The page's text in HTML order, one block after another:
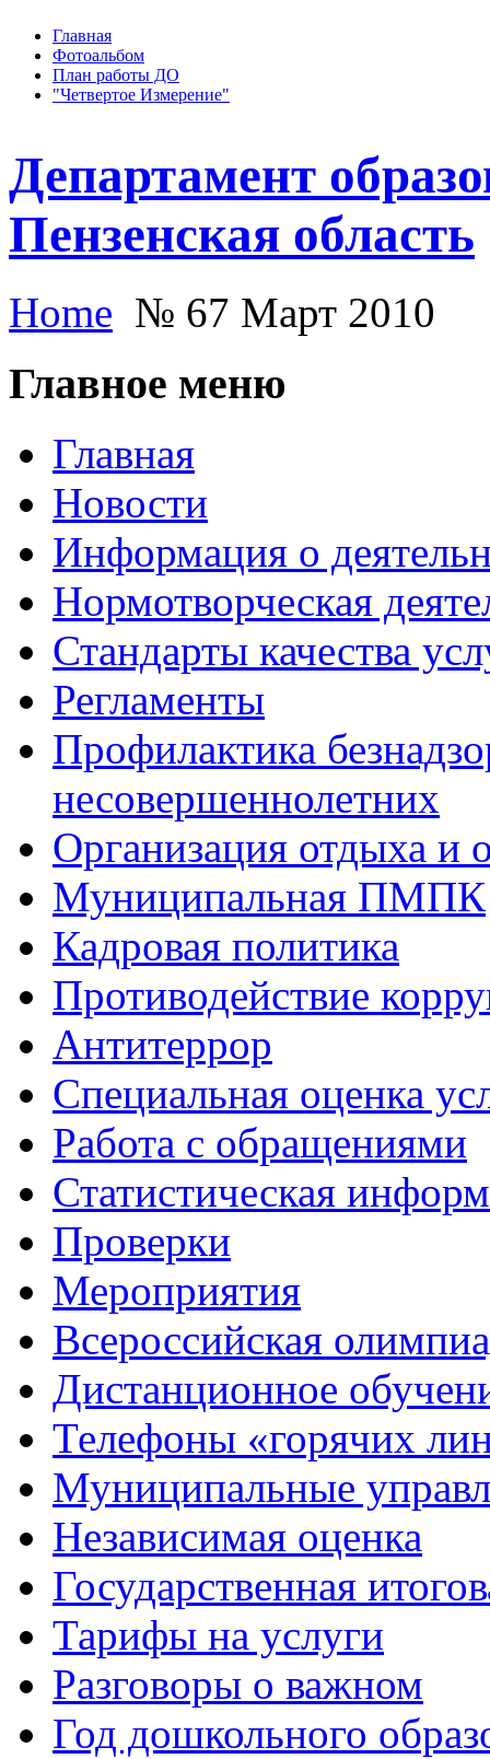
Главная
Фотоальбом
План работы ДО
"Четвертое Измерение"
Департамент
Пензенская область
Home № 67 Март 2010
Главное меню
Главная
Новости
Информация о
Нормотворческая
Стандарты качества
Регламенты
Профилактика
несовершеннолетних
Организация отдыха и
Муниципальная ПМПК
Кадровая политика
Противодействие
Антитеррор
Специальная оценка
Работа с обращениями
Статистическая
Проверки
Мероприятия
Всероссийская
Дистанционное
Телефоны «горячих
Муниципальные
Независимая оценка
Государственная
Тарифы на услуги
Разговоры о важном
Год дошкольного